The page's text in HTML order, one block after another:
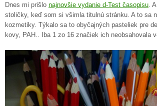
Dnes mi prišlo najnovšie vydanie d-Test časopisu .
stoličky, keď som si všimla titulnú stránku. A to sa
kozmetiky. Týkalo sa to obyčajných pasteliek pre
kovy, PAH.. Iba 1 zo 16 značiek ich neobsahovala